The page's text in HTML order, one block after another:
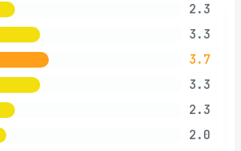
2.3
3.3
3.7
3.3
2.3
2.0